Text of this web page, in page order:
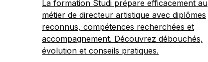
La formation Studi prépare efficacement au
métier de directeur artistique avec diplômes
reconnus, compétences recherchées et
accompagnement. Découvrez débouchés,
évolution et conseils pratiques.